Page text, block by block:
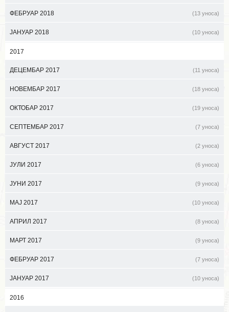
ФЕБРУАР 2018 (13 уноса)
ЈАНУАР 2018 (10 уноса)
2017
ДЕЦЕМБАР 2017 (11 уноса)
НОВЕМБАР 2017 (18 уноса)
ОКТОБАР 2017 (19 уноса)
СЕПТЕМБАР 2017 (7 уноса)
АВГУСТ 2017 (2 уноса)
ЈУЛИ 2017 (6 уноса)
ЈУНИ 2017 (9 уноса)
МАЈ 2017 (10 уноса)
АПРИЛ 2017 (8 уноса)
МАРТ 2017 (9 уноса)
ФЕБРУАР 2017 (7 уноса)
ЈАНУАР 2017 (10 уноса)
2016